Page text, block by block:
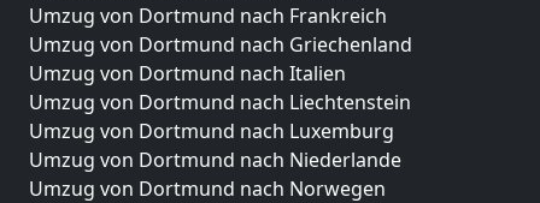
Umzug von Dortmund nach Frankreich
Umzug von Dortmund nach Griechenland
Umzug von Dortmund nach Italien
Umzug von Dortmund nach Liechtenstein
Umzug von Dortmund nach Luxemburg
Umzug von Dortmund nach Niederlande
Umzug von Dortmund nach Norwegen